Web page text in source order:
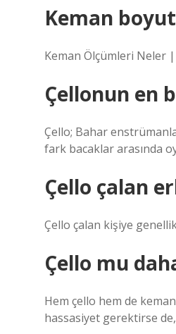
Keman
Keman Ölçümleri Neler
Çellonun en
Çello; Bahar
fark bacaklar arasında
Çello çalan
Çello çalan kişiye
Çello mu
Hem çello hem de
hassasiyet gerektirse